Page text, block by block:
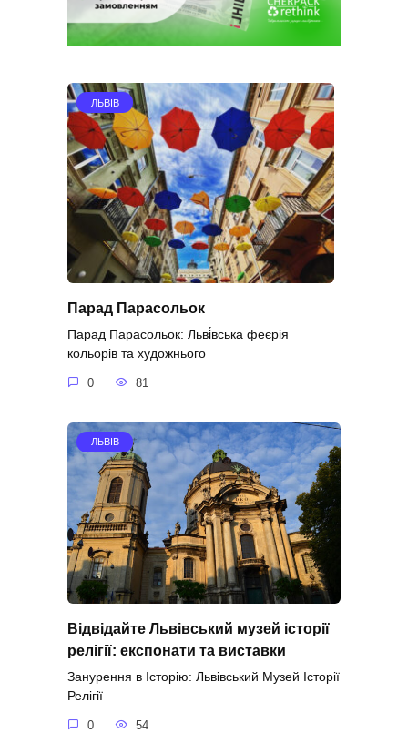
ЛЬВІВ
Парад Парасольок
Парад Парасольок: Льві́вська феєрія
кольорів та художнього
0 81
ЛЬВІВ
Відвідайте Львівський музей історії
релігії: експонати та виставки
Занурення в Історію: Львівський Музей Історії
Релігії
0 54